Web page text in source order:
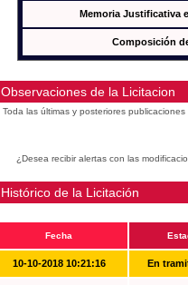
Memoria Justificativa
Composición
Observaciones de la Licitacion
Toda las últimas y posteriores
¿Desea recibir alertas con las
Histórico de la Licitación
Fecha
10-10-2018 10:21:16 En